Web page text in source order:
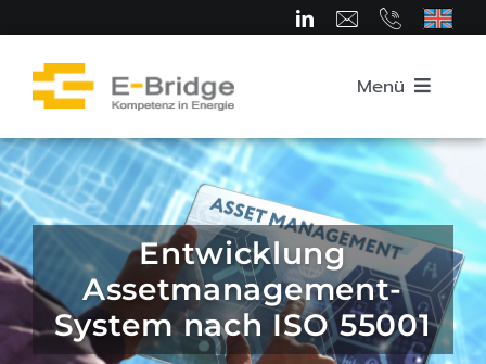
springen
Menü
Startseite
Über uns
Team
Entwicklung
Assetmanagement-
System nach ISO 55001